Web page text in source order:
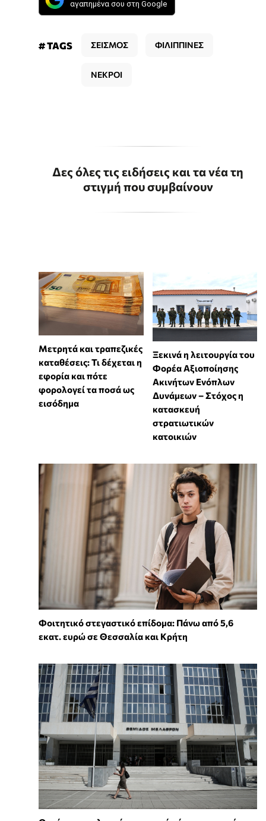
αγαπημένα σου στη Google
# TAGS ΣΕΙΣΜΟΣ ΦΙΛΙΠΠΙΝΕΣ
ΝΕΚΡΟΙ
Δες όλες τις ειδήσεις και τα νέα τη
στιγμή που συμβαίνουν
Μετρητά και τραπεζικές
καταθέσεις: Τι δέχεται η
εφορία και πότε
φορολογεί τα ποσά ως
εισόδημα
Ξεκινά η λειτουργία του
Φορέα Αξιοποίησης
Ακινήτων Ενόπλων
Δυνάμεων – Στόχος η
κατασκευή
στρατιωτικών
κατοικιών
Φοιτητικό στεγαστικό επίδομα: Πάνω από 5,6
εκατ. ευρώ σε Θεσσαλία και Κρήτη